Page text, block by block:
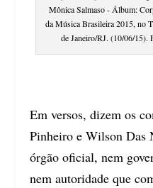
Mônica Salmaso - Álbum:
da Música Brasileira 2015, no
de Janeiro/RJ. (10/06/
Em versos, dizem os
Pinheiro e Wilson Das
órgão oficial, nem
nem autoridade que